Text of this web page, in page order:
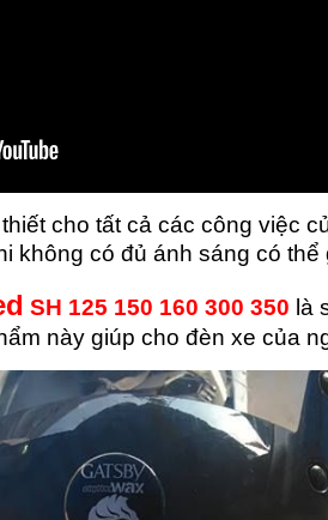
cho tất cả các công việc
không có đủ ánh sáng có
SH 125 150 160 300 350 là
này giúp cho đèn xe của